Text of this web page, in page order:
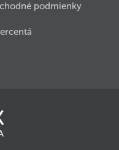
podmienky